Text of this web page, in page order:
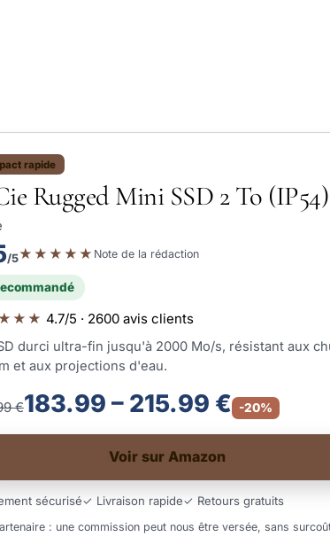
rapide
Rugged Mini SSD 2 To (IP54)
/5★★★★★ Note de la rédaction
4.7/5 · 2600 avis clients
durci ultra-fin jusqu'à 2000 Mo/s, résistant aux
et aux projections d'eau.
€183.99 – 215.99 € -20%
Voir sur Amazon
sécurisé✓ Livraison rapide✓ Retours gratuits
: une commission peut nous être versée, sans